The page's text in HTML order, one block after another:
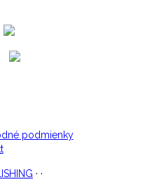
podmienky
· ·